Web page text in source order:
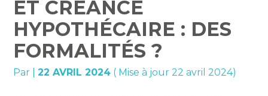
ET CRÉANCE
HYPOTHÉCAIRE : DES
FORMALITÉS ?
Par |22 AVRIL 2024 ( Mise à jour 22 avril 2024)